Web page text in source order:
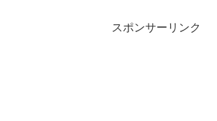
スポンサーリンク